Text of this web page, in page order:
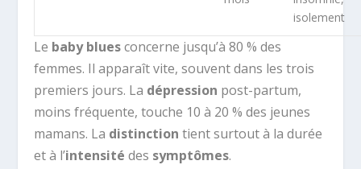
isolement
Le baby bluesconcerne jusqu’à 80 % des
femmes. Il apparaît vite, souvent dans les trois
premiers jours. La dépression post-partum,
moins fréquente, touche 10 à 20 % des jeunes
mamans. La distinction tient surtout à la durée
et à l’intensité des symptômes.